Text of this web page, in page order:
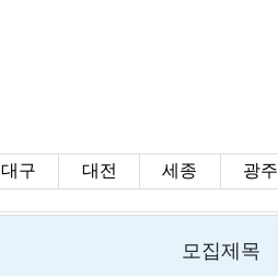
대구 대전 세종 광주
모집제목